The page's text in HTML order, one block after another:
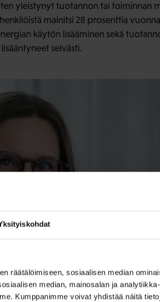
räätälöimiseen, sosiaalisen median
median, mainosalan ja
Kumppanimme voivat yhdistää näitä
yleistynyt tuotannon tai toiminnan
mainitsi 28 prosenttia
käytön lisääminen sekä
selvästi.